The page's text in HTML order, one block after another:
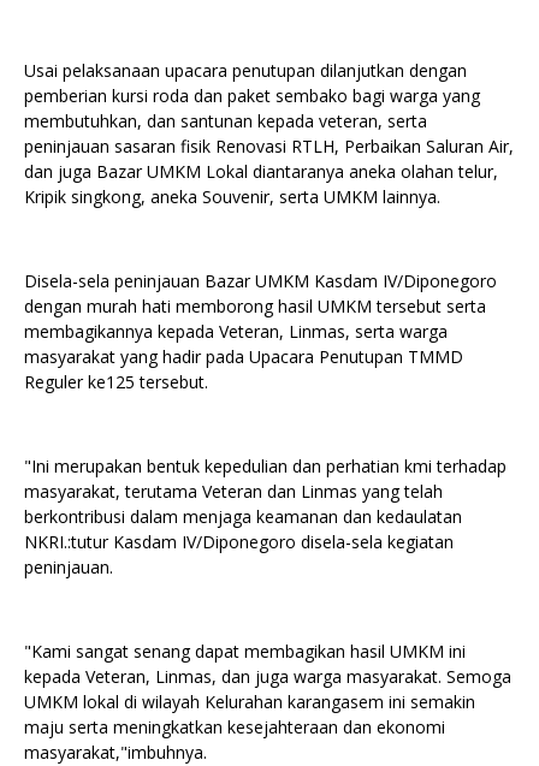
Usai pelaksanaan upacara penutupan dilanjutkan dengan
pemberian kursi roda dan paket sembako bagi warga yang
membutuhkan, dan santunan kepada veteran, serta
peninjauan sasaran fisik Renovasi RTLH, Perbaikan Saluran Air,
dan juga Bazar UMKM Lokal diantaranya aneka olahan telur,
Kripik singkong, aneka Souvenir, serta UMKM lainnya.
Disela-sela peninjauan Bazar UMKM Kasdam IV/Diponegoro
dengan murah hati memborong hasil UMKM tersebut serta
membagikannya kepada Veteran, Linmas, serta warga
masyarakat yang hadir pada Upacara Penutupan TMMD
Reguler ke125 tersebut.
"Ini merupakan bentuk kepedulian dan perhatian kmi terhadap
masyarakat, terutama Veteran dan Linmas yang telah
berkontribusi dalam menjaga keamanan dan kedaulatan
NKRI.:tutur Kasdam IV/Diponegoro disela-sela kegiatan
peninjauan.
"Kami sangat senang dapat membagikan hasil UMKM ini
kepada Veteran, Linmas, dan juga warga masyarakat. Semoga
UMKM lokal di wilayah Kelurahan karangasem ini semakin
maju serta meningkatkan kesejahteraan dan ekonomi
masyarakat,"imbuhnya.